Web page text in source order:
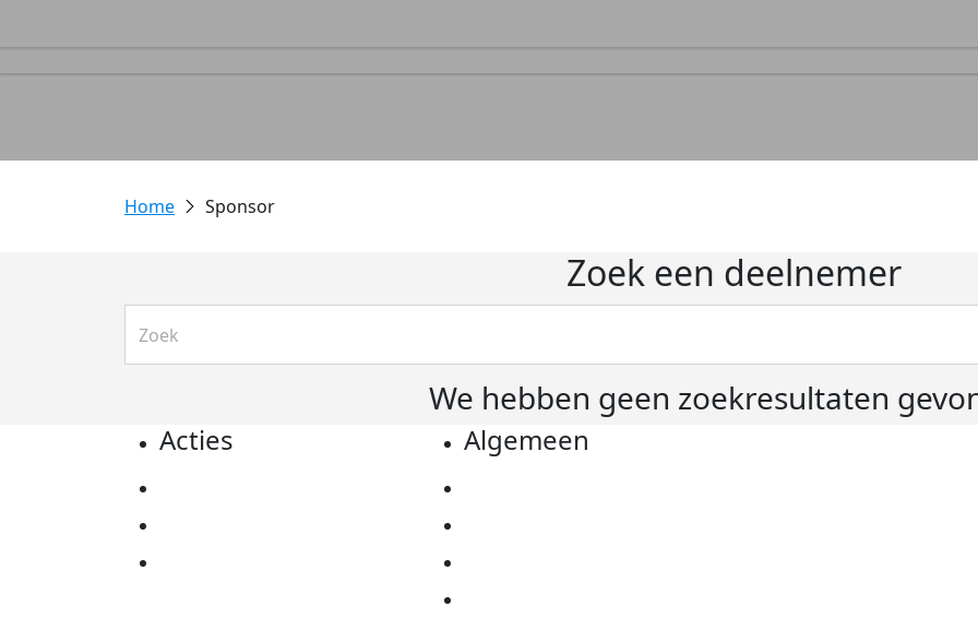
Sponsor
Zoek een deelnemer
We hebben geen zoekresultaten
Acties Algemeen